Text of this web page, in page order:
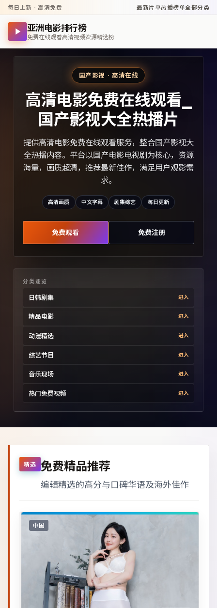
每日上新 · 高清免费 最新片单热播榜单全部分类
亚洲电影排行榜
免费在线观看高清视频资源精选榜
国产影视 · 高清在线
高清电影免费在线观看_
国产影视大全热播片
提供高清电影免费在线观看服务，整合国产影视大
全热播内容。平台以国产电影电视剧为核心，资源
海量，画质超清，推荐最新佳作，满足用户观影需
求。
高清画质 中文字幕 剧集综艺 每日更新
免费观看 免费注册
分类速览
日韩剧集 进入
精品电影 进入
动漫精选 进入
综艺节目 进入
音乐现场 进入
热门免费视频 进入
精选 免费精品推荐
编辑精选的高分与口碑华语及海外佳作
中国